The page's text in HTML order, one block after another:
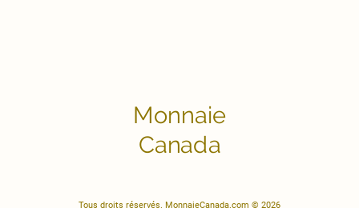
Monnaie
Canada
Tous droits réservés. MonnaieCanada.com © 2026